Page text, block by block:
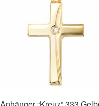
Anhänger “Kreuz” 333